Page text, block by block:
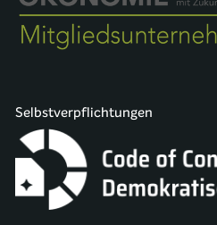
Selbstverpflichtungen